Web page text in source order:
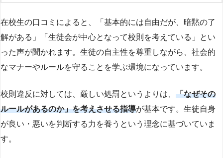
在校生の口コミによると、「基本的には自由だが、暗黙の了
解がある」「生徒会が中心となって校則を考えている」とい
った声が聞かれます。生徒の自主性を尊重しながら、社会的
なマナーやルールを守ることを学ぶ環境になっています。
校則違反に対しては、厳しい処罰というよりは、 「なぜその
ルールがあるのか」を考えさせる指導が基本です。生徒自身
が良い・悪いを判断する力を養うという理念に基づいていま
す。